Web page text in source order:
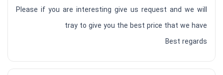
Please if you are interesting give us request and we will
tray to give you the best price that we have
Best regards